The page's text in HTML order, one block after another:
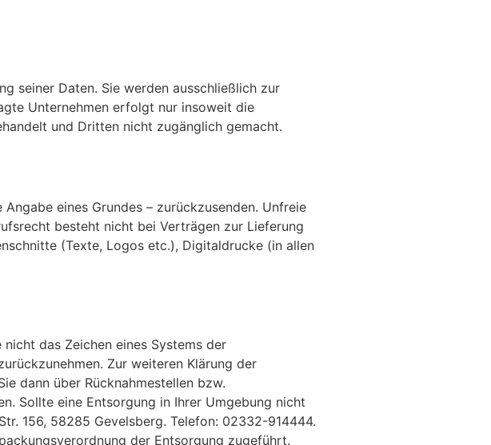
seiner Daten. Sie werden ausschließlich zur
Unternehmen erfolgt nur insoweit die
und Dritten nicht zugänglich gemacht.
eines Grundes – zurückzusenden. Unfreie
besteht nicht bei Verträgen zur Lieferung
(Texte, Logos etc.), Digitaldrucke (in allen
das Zeichen eines Systems der
Zur weiteren Klärung der
dann über Rücknahmestellen bzw.
Sollte eine Entsorgung in Ihrer Umgebung nicht
156, 58285 Gevelsberg. Telefon: 02332-914444.
der Entsorgung zugeführt.